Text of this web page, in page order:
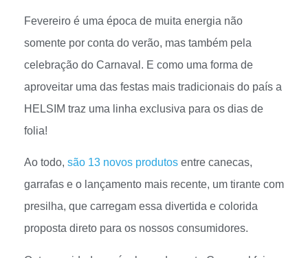
Fevereiro é uma época de muita energia não
somente por conta do verão, mas também pela
celebração do Carnaval. E como uma forma de
aproveitar uma das festas mais tradicionais do país a
HELSIM traz uma linha exclusiva para os dias de
folia!
Ao todo, são 13 novos produtos entre canecas,
garrafas e o lançamento mais recente, um tirante com
presilha, que carregam essa divertida e colorida
proposta direto para os nossos consumidores.